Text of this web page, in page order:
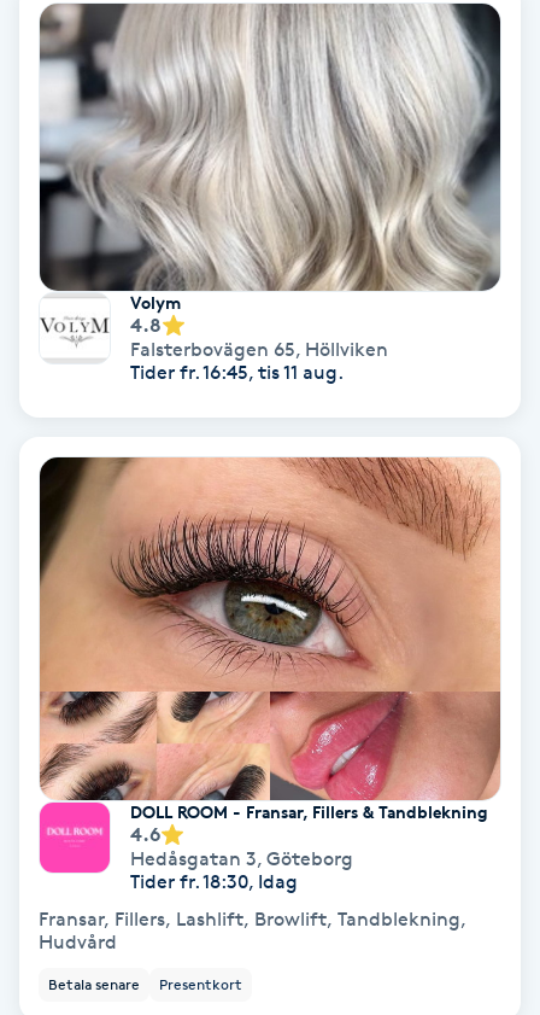
Ansiktsbehandling djuprengörande
Babylights
Balayage
Bambumassage
Barber
BIAB
Blowout
Bottenfärg
Brynfärgning
Brynplockning
Bröllopsuppsättning
Volym
4.8
Falsterbovägen 65, Höllviken
Tider fr. 16:45, tis 11 aug.
DOLL ROOM - Fransar, Fillers & Tandblekning
4.6
Hedåsgatan 3, Göteborg
Tider fr. 18:30, Idag
Fransar, Fillers, Lashlift, Browlift, Tandblekning,
Hudvård
Betala senare Presentkort